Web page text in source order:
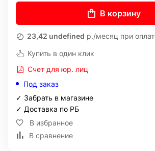
В корзину
23,42 undefined р./месяц при
Купить в один клик
Счет для юр. лиц
Под заказ
✓ Забрать в магазине
✓ Доставка по РБ
В избранное
В сравнение